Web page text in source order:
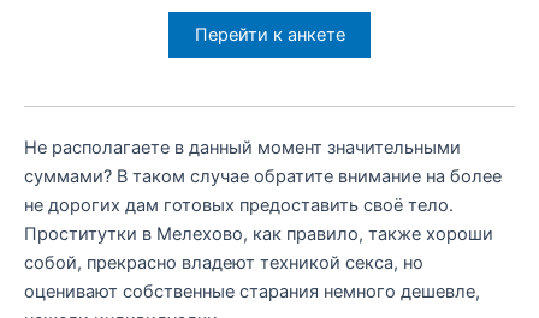
Перейти к анкете
Не располагаете в данный момент значительными
суммами? В таком случае обратите внимание на более
не дорогих дам готовых предоставить своё тело.
Проститутки в Мелехово, как правило, также хороши
собой, прекрасно владеют техникой секса, но
оценивают собственные старания немного дешевле,